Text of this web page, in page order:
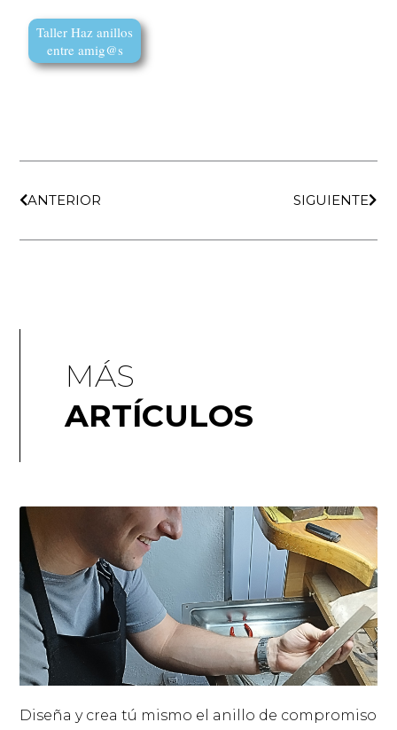
Taller Haz anillos
entre amig@s
ANTERIOR SIGUIENTE
MÁS
ARTÍCULOS
Diseña y crea tú mismo el anillo de compromiso